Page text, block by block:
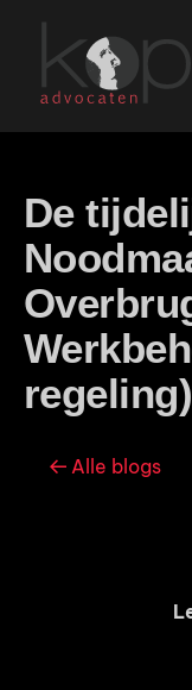
De
regeling)
Alle blogs